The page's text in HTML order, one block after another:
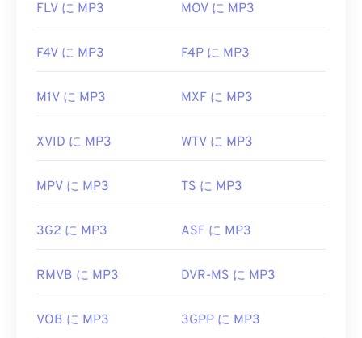
FLV に MP3 MOV に MP3
F4V に MP3 F4P に MP3
M1V に MP3 MXF に MP3
XVID に MP3 WTV に MP3
MPV に MP3 TS に MP3
3G2 に MP3 ASF に MP3
RMVB に MP3 DVR-MS に MP3
VOB に MP3 3GPP に MP3